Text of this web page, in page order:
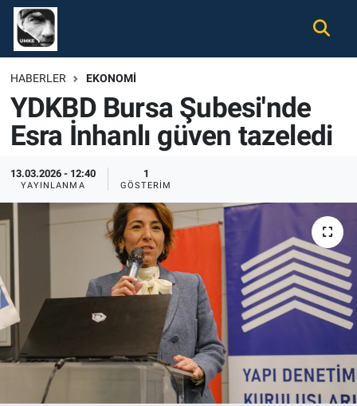
HABERLER EKONOMI
YDKBD Bursa Şubesi'nde
Esra İnhanlı güven tazeledi
13.03.2026 - 12:40
YAYINLANMA
1
GÖSTERIM
Gündem
Ekonomi
Spor
Magazin
Tüm Haberler
Künye
Nöbetçi Eczaneler
Hava Durumu
Namaz Vakitleri
Trafik Durumu
Süper Lig Puan Durumu ve Fikstür
Tüm Manşetler
Son Dakika Haberleri